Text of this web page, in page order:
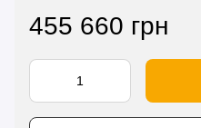
455 660 грн